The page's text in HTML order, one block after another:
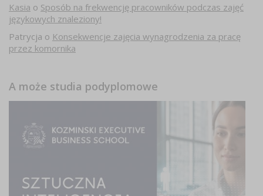
Kasia o Sposób na frekwencję pracowników podczas zajęć
językowych znaleziony!
Patrycja o Konsekwencje zajęcia wynagrodzenia za pracę
przez komornika
A może studia podyplomowe